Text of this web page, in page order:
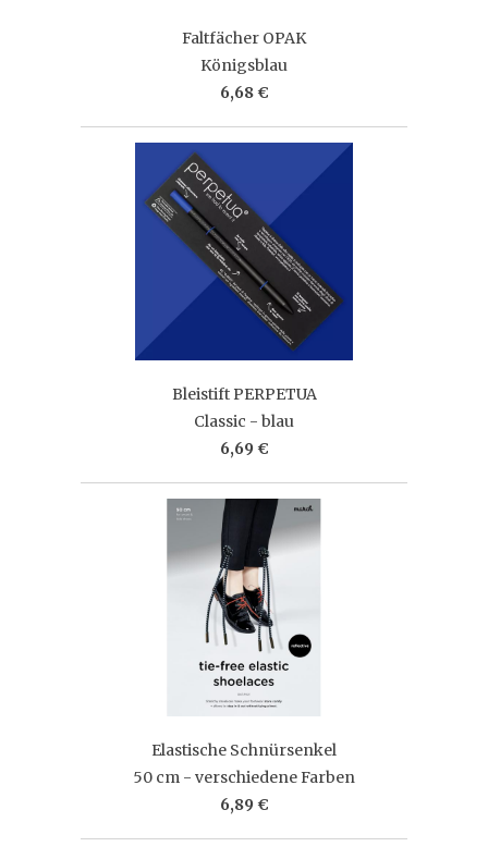
Faltfächer OPAK
Königsblau
6,68 €
Bleistift PERPETUA
Classic - blau
6,69 €
Elastische Schnürsenkel
50 cm - verschiedene Farben
6,89 €